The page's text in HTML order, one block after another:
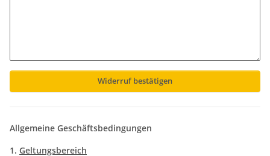
Widerruf bestätigen
Allgemeine Geschäftsbedingungen
1. Geltungsbereich